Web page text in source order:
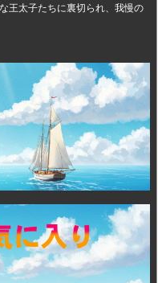
王太子たちに裏切られ、我慢の